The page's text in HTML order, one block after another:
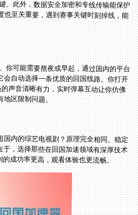
你可能需要熬夜或早起，通过国内的平台
会自动选择一条优质的回国线路。你打开
声音清晰有力，实时弹幕互动让你仿佛
地区限制问题。
内的综艺电视剧？原理完全相同。稳定
，选择那些在回国加速领域有深厚技术
成功率更高，观看体验也更流畅。